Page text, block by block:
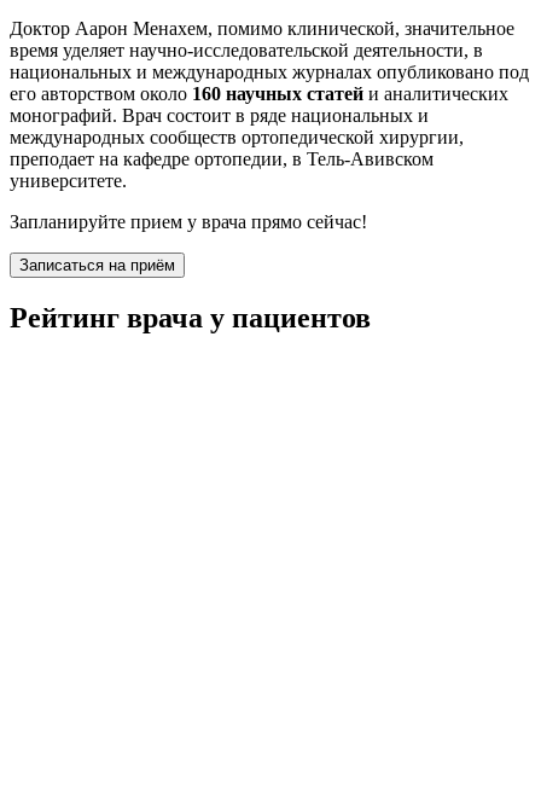
Доктор Аарон Менахем, помимо клинической, значительное
время уделяет научно-исследовательской деятельности, в
национальных и международных журналах опубликовано под
его авторством около 160 научных статей и аналитических
монографий. Врач состоит в ряде национальных и
международных сообществ ортопедической хирургии,
преподает на кафедре ортопедии, в Тель-Авивском
университете.
Запланируйте прием у врача прямо сейчас!
Записаться на приём
Рейтинг врача у пациентов